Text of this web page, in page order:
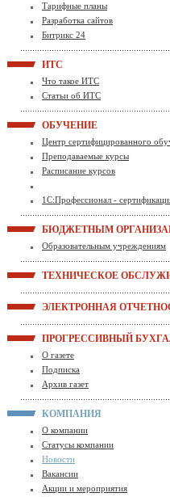
Тарифные планы
Разработка сайтов
Битрикс 24
ИТС
Что такое ИТС
Статьи об ИТС
ОБУЧЕНИЕ
Центр сертифицированного
Преподаваемые курсы
Расписание курсов
1С:Профессионал -
БЮДЖЕТНЫМ
Образовательным учреждениям
ТЕХНИЧЕСКОЕ
ЭЛЕКТРОННАЯ
ПРОГРЕССИВНЫЙ
О газете
Подписка
Архив газет
КОМПАНИЯ
О компании
Статусы компании
Новости
Вакансии
Акции и мероприятия